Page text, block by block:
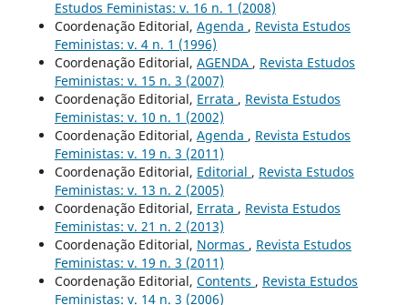
Estudos Feministas: v. 16 n. 1 (2008)
Coordenação Editorial, Agenda , Revista Estudos
Feministas: v. 4 n. 1 (1996)
Coordenação Editorial, AGENDA , Revista Estudos
Feministas: v. 15 n. 3 (2007)
Coordenação Editorial, Errata , Revista Estudos
Feministas: v. 10 n. 1 (2002)
Coordenação Editorial, Agenda , Revista Estudos
Feministas: v. 19 n. 3 (2011)
Coordenação Editorial, Editorial , Revista Estudos
Feministas: v. 13 n. 2 (2005)
Coordenação Editorial, Errata , Revista Estudos
Feministas: v. 21 n. 2 (2013)
Coordenação Editorial, Normas , Revista Estudos
Feministas: v. 19 n. 3 (2011)
Coordenação Editorial, Contents , Revista Estudos
Feministas: v. 14 n. 3 (2006)